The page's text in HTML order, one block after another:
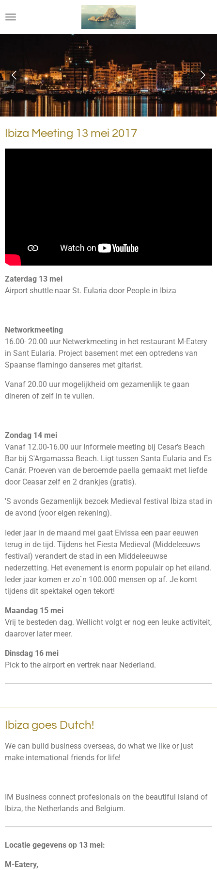
direct
naar
Ibiza Meeting 13 mei 2017
Zaterdag 13 mei
Airport shuttle naar St. Eularia door People in Ibiza
Networkmeeting
16.00- 20.00 uur Netwerkmeeting in het restaurant M-Eatery
in Sant Eularia. Project basement met een optredens van
Spaanse flamingo danseres met gitarist.
Vanaf 20.00 uur mogelijkheid om gezamenlijk te gaan
dineren of zelf in te vullen.
Zondag 14 mei
Vanaf 12.00-16.00 uur Informele meeting bij Cesar's Beach
Bar bij S'Argamassa Beach. Ligt tussen Santa Eularia and Es
Canár. Proeven van de beroemde paella gemaakt met liefde
door Ceasar zelf en 2 drankjes (gratis).
'S avonds Gezamenlijk bezoek Medieval festival Ibiza stad in
de avond (voor eigen rekening).
Ieder jaar in de maand mei gaat Eivissa een paar eeuwen
terug in de tijd. Tijdens het Fiesta Medieval (Middeleeuws
festival) verandert de stad in een Middeleeuwse
nederzetting. Het evenement is enorm populair op het eiland.
Ieder jaar komen er zo`n 100.000 mensen op af. Je komt
tijdens dit spektakel ogen tekort!
Maandag 15 mei
Vrij te besteden dag. Wellicht volgt er nog een leuke activiteit,
daarover later meer.
Dinsdag 16 mei
Pick to the airport en vertrek naar Nederland.
Ibiza goes Dutch!
We can build business overseas, do what we like or just
make international friends for life!
IM Business connect profesionals on the beautiful island of
Ibiza, the Netherlands and Belgium.
Locatie gegevens op 13 mei:
M-Eatery,